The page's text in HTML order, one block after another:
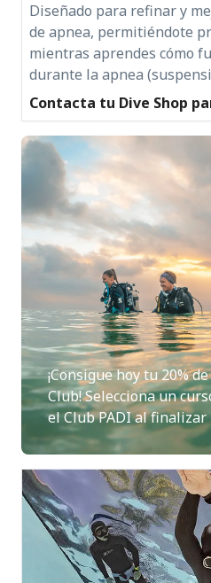
Diseñado para refinar y
de apnea, permitiéndote
mientras aprendes cómo
durante la apnea
Contacta tu Dive Shop
¡Consigue hoy tu 20%
Club! Selecciona un
el Club PADI al finalizar